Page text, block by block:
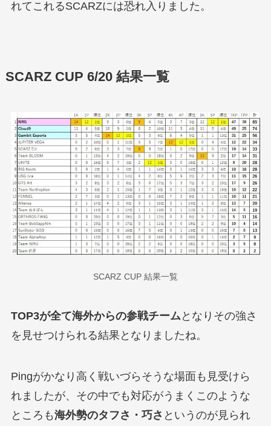
れてこれるSCARZには恐れ入りました。
SCARZ CUP 6/20 結果一覧
SCARZ CUP 結果一覧
TOP3が全て海外からの参戦チームとなりその強さ
を見せつけられる結果となりましたね。
Pingがかなり高く戦いづらそうな場面も見受けら
れましたが、その中でも対応がうまくこのような
ところも海外勢のタフさ・巧さ というのが見られ